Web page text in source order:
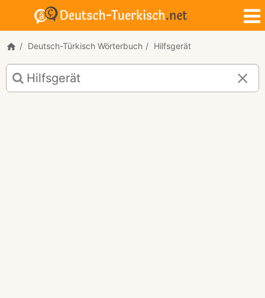
Deutsch-Türkisch Wörterbuch Hilfsgerät
Deutsch-
Türkisch
Übersetzung